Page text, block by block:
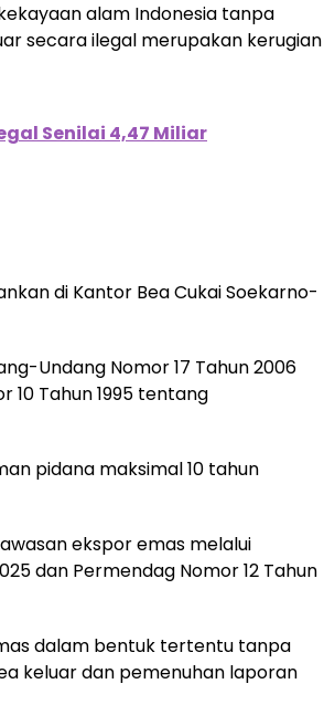
alam Indonesia tanpa
secara ilegal merupakan kerugian
Senilai 4,47 Miliar
di Kantor Bea Cukai Soekarno-
Undang Nomor 17 Tahun 2006
Tahun 1995 tentang
pidana maksimal 10 tahun
ekspor emas melalui
dan Permendag Nomor 12 Tahun
dalam bentuk tertentu tanpa
keluar dan pemenuhan laporan